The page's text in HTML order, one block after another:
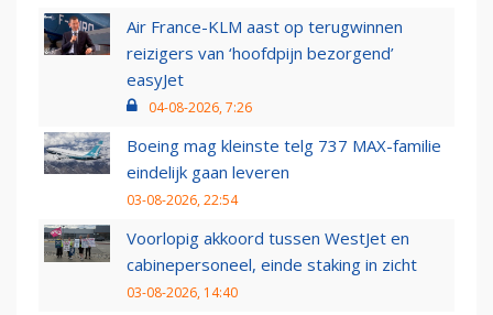
Air France-KLM aast op terugwinnen
reizigers van ‘hoofdpijn bezorgend’
easyJet
04-08-2026, 7:26
Boeing mag kleinste telg 737 MAX-familie
eindelijk gaan leveren
03-08-2026, 22:54
Voorlopig akkoord tussen WestJet en
cabinepersoneel, einde staking in zicht
03-08-2026, 14:40